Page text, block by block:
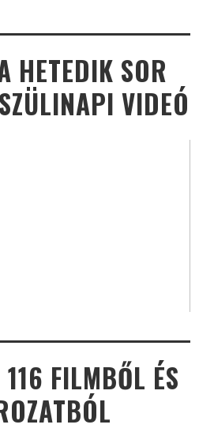
HETEDIK SOR
VIDEÓ
FILMBŐL ÉS